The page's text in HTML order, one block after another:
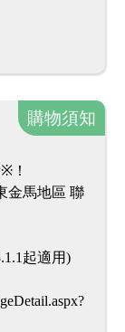
購物須知
！
金馬地區 聯
起適用)